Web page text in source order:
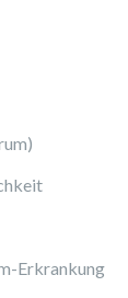
Erkrankung